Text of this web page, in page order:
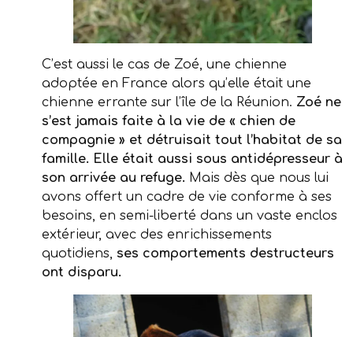
C’est aussi le cas de Zoé, une chienne
adoptée en France alors qu’elle était une
chienne errante sur l’île de la Réunion. Zoé ne
s’est jamais faite à la vie de « chien de
compagnie » et détruisait tout l’habitat de sa
famille. Elle était aussi sous antidépresseur à
son arrivée au refuge. Mais dès que nous lui
avons offert un cadre de vie conforme à ses
besoins, en semi-liberté dans un vaste enclos
extérieur, avec des enrichissements
quotidiens, ses comportements destructeurs
ont disparu.